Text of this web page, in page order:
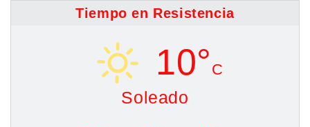
Tiempo en Resistencia
10° C
Soleado